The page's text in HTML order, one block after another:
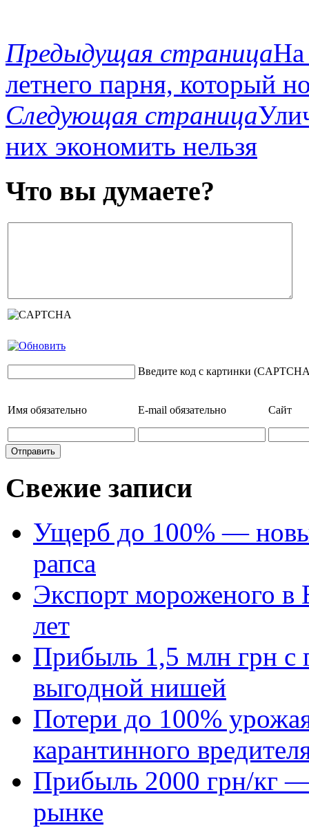
Предыдущая страницаНа
летнего парня, который
Следующая страница
них экономить нельзя
Что вы думаете?
Введите код с картинки
Имя обязательно E-mail обязательно Сайт
Свежие записи
Ущерб до 100% —
рапса
Экспорт мороженого в
лет
Прибыль 1,5 млн грн с
выгодной нишей
Потери до 100%
карантинного
Прибыль 2000 грн/кг —
рынке